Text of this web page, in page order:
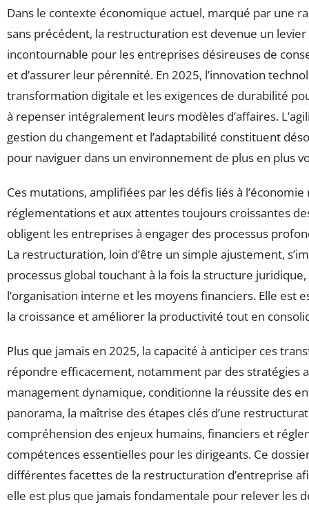
Dans le contexte économique actuel, marqué par une
sans précédent, la restructuration est devenue un
incontournable pour les entreprises désireuses de
et d’assurer leur pérennité. En 2025, l’innovation
transformation digitale et les exigences de durabilité
à repenser intégralement leurs modèles d’affaires.
gestion du changement et l’adaptabilité constituent
pour naviguer dans un environnement de plus en plus
Ces mutations, amplifiées par les défis liés à
réglementations et aux attentes toujours croissantes
obligent les entreprises à engager des processus
La restructuration, loin d’être un simple ajustement,
processus global touchant à la fois la structure
l’organisation interne et les moyens financiers. Elle est
la croissance et améliorer la productivité tout en
Plus que jamais en 2025, la capacité à anticiper ces
répondre efficacement, notamment par des stratégies
management dynamique, conditionne la réussite des
panorama, la maîtrise des étapes clés d’une
compréhension des enjeux humains, financiers et
compétences essentielles pour les dirigeants. Ce
différentes facettes de la restructuration d’entreprise
elle est plus que jamais fondamentale pour relever les